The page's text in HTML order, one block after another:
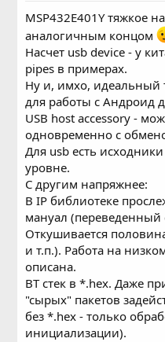
MSP432E401Y тяжкое
аналогичным концом
Насчет usb device - у
pipes в примерах.
Ну и, имхо, идеальный
для работы с Андроид
USB host accessory -
одновременно с
Для usb есть
уровне.
С другим напряжнее:
В IP библиотеке
мануал (переведенный
Откушивается
и т.п.). Работа на
описана.
BT стек в *.hex. Даже
"сырых" пакетов
без *.hex - только
инициализации).